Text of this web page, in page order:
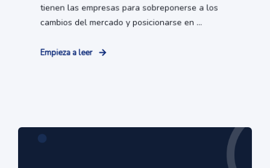
tienen las empresas para sobreponerse a los
cambios del mercado y posicionarse en ...
Empieza a leer